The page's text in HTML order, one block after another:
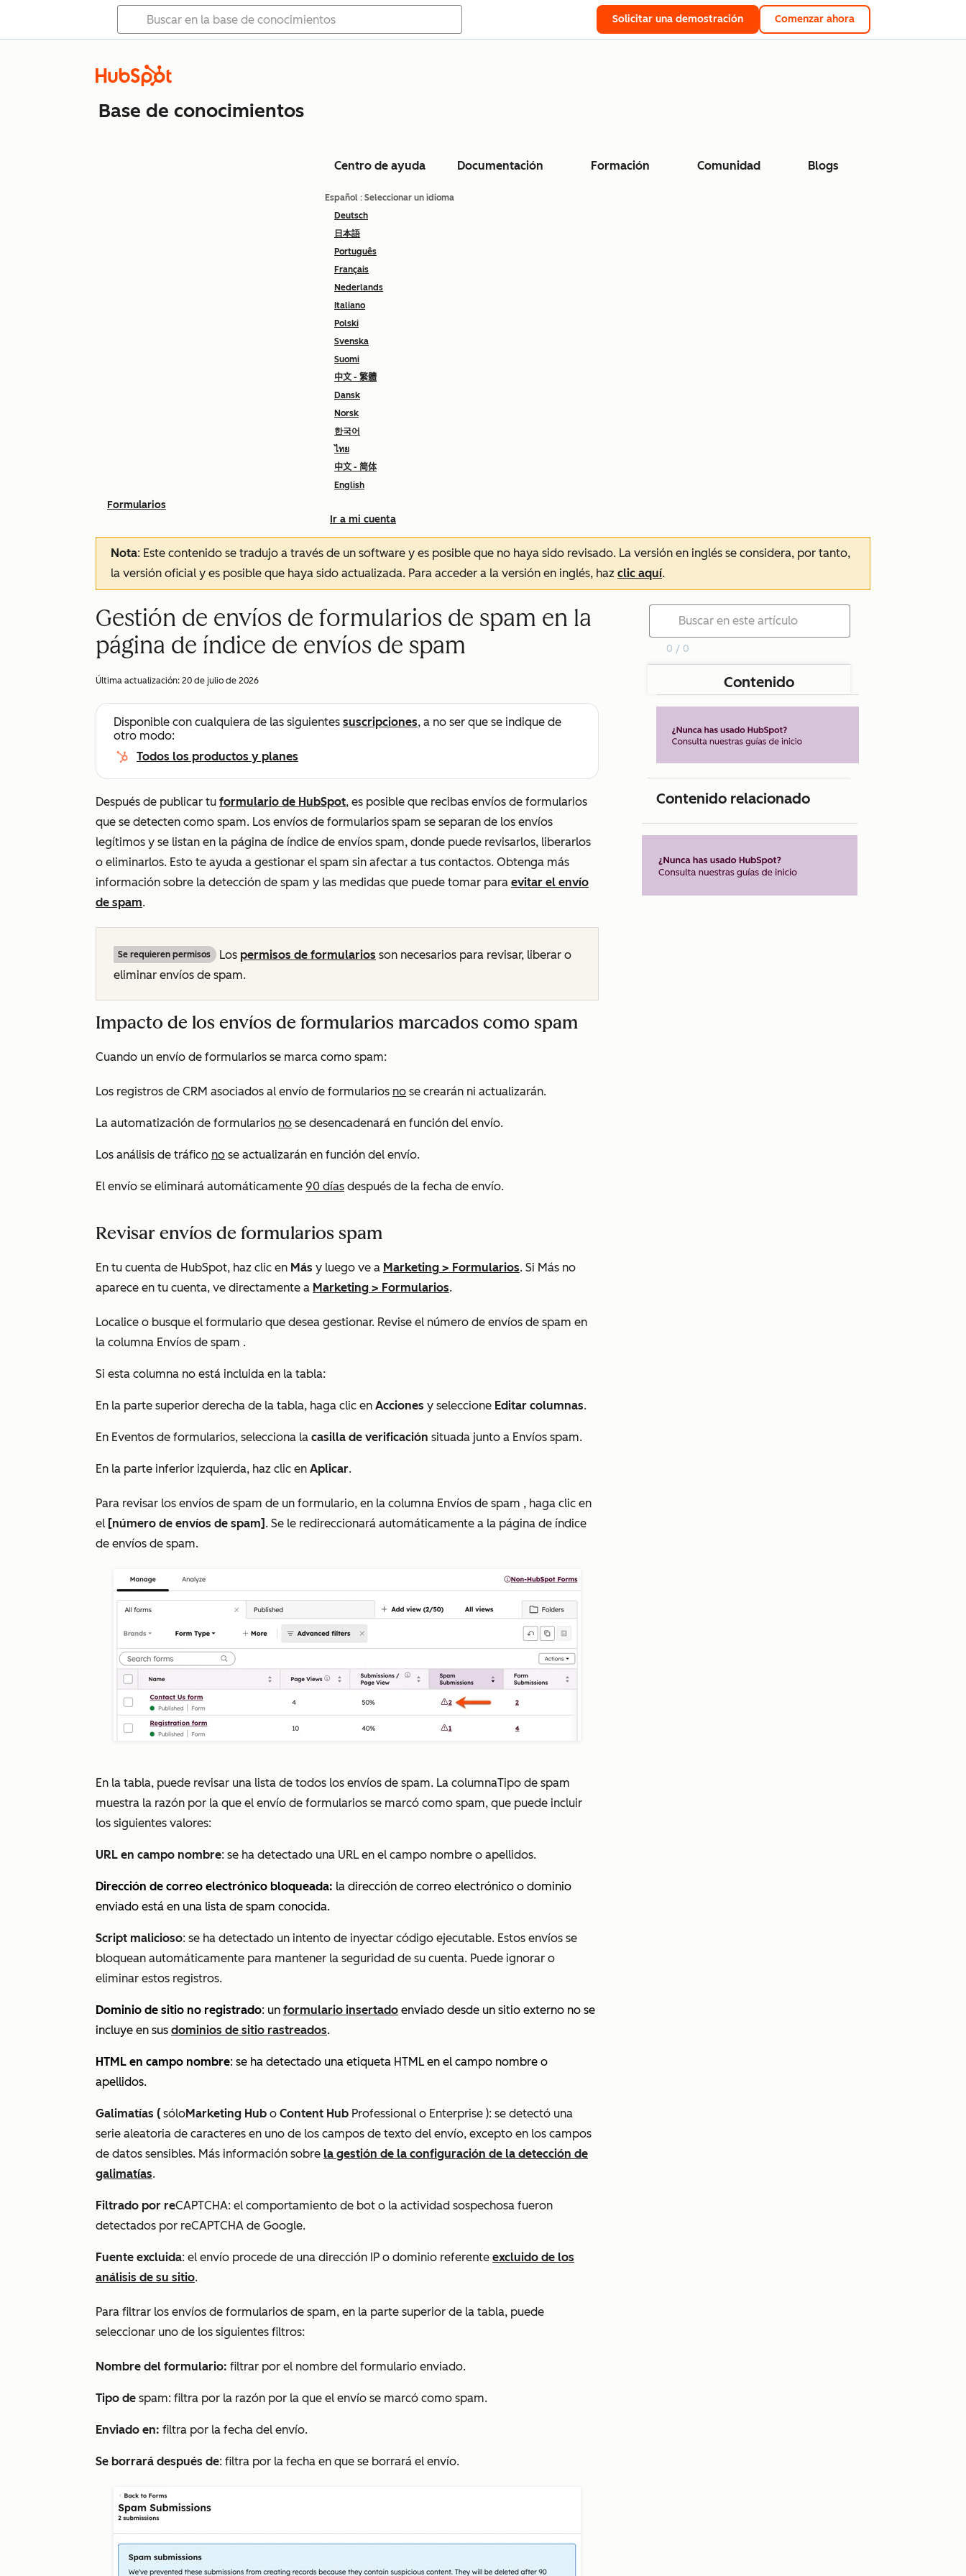
Solicitar una demostración Comenzar ahora
Base de conocimientos
Centro de ayuda Documentación Formación Comunidad Blogs
Español : Seleccionar un idioma
Deutsch
日本語
Português
Français
Nederlands
Italiano
Polski
Svenska
Suomi
中文 - 繁體
Dansk
Norsk
한국어
ไทย
中文 - 简体
English
Ir a mi cuenta
Formularios
Nota: Este contenido se tradujo a través de un software y es posible que no haya sido revisado. La versión en inglés se considera, por tanto,
la versión oficial y es posible que haya sido actualizada. Para acceder a la versión en inglés, haz clic aquí.
Gestión de envíos de formularios de spam en la
página de índice de envíos de spam
Última actualización: 20 de julio de 2026
Disponible con cualquiera de las siguientes suscripciones, a no ser que se indique de
otro modo:
Todos los productos y planes
Después de publicar tu formulario de HubSpot, es posible que recibas envíos de formularios
que se detecten como spam. Los envíos de formularios spam se separan de los envíos
legítimos y se listan en la página de índice de envíos spam, donde puede revisarlos, liberarlos
o eliminarlos. Esto te ayuda a gestionar el spam sin afectar a tus contactos. Obtenga más
información sobre la detección de spam y las medidas que puede tomar para evitar el envío
de spam.
Se requieren permisos Los permisos de formularios son necesarios para revisar, liberar o
eliminar envíos de spam.
Impacto de los envíos de formularios marcados como spam
Cuando un envío de formularios se marca como spam:
Los registros de CRM asociados al envío de formularios no se crearán ni actualizarán.
La automatización de formularios no se desencadenará en función del envío.
Los análisis de tráfico no se actualizarán en función del envío.
El envío se eliminará automáticamente 90 días después de la fecha de envío.
Revisar envíos de formularios spam
En tu cuenta de HubSpot, haz clic en Más y luego ve a Marketing > Formularios. Si Más no
aparece en tu cuenta, ve directamente a Marketing > Formularios.
Localice o busque el formulario que desea gestionar. Revise el número de envíos de spam en
la columna Envíos de spam .
Si esta columna no está incluida en la tabla:
En la parte superior derecha de la tabla, haga clic en Acciones y seleccione Editar columnas.
En Eventos de formularios, selecciona la casilla de verificación situada junto a Envíos spam.
En la parte inferior izquierda, haz clic en Aplicar.
Para revisar los envíos de spam de un formulario, en la columna Envíos de spam , haga clic en
el [número de envíos de spam] . Se le redireccionará automáticamente a la página de índice
de envíos de spam.
En la tabla, puede revisar una lista de todos los envíos de spam. La columnaTipo de spam
muestra la razón por la que el envío de formularios se marcó como spam, que puede incluir
los siguientes valores:
URL en campo nombre: se ha detectado una URL en el campo nombre o apellidos.
Dirección de correo electrónico bloqueada: la dirección de correo electrónico o dominio
enviado está en una lista de spam conocida.
Script malicioso: se ha detectado un intento de inyectar código ejecutable. Estos envíos se
bloquean automáticamente para mantener la seguridad de su cuenta. Puede ignorar o
eliminar estos registros.
Dominio de sitio no registrado: un formulario insertado enviado desde un sitio externo no se
incluye en sus dominios de sitio rastreados.
HTML en campo nombre: se ha detectado una etiqueta HTML en el campo nombre o
apellidos.
Galimatías ( sóloMarketing Hub o Content Hub Professional o Enterprise ): se detectó una
serie aleatoria de caracteres en uno de los campos de texto del envío, excepto en los campos
de datos sensibles. Más información sobre la gestión de la configuración de la detección de
galimatías.
Filtrado por reCAPTCHA: el comportamiento de bot o la actividad sospechosa fueron
detectados por reCAPTCHA de Google.
Fuente excluida: el envío procede de una dirección IP o dominio referente excluido de los
análisis de su sitio.
Para filtrar los envíos de formularios de spam, en la parte superior de la tabla, puede
seleccionar uno de los siguientes filtros:
Nombre del formulario: filtrar por el nombre del formulario enviado.
Tipo de spam: filtra por la razón por la que el envío se marcó como spam.
Enviado en: filtra por la fecha del envío.
Se borrará después de: filtra por la fecha en que se borrará el envío.
0 / 0
Contenido
Contenido relacionado